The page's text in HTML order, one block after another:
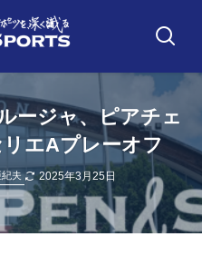
ージャ、ピアチェ
エAプレーオフ
紀夫
2025年3月25日